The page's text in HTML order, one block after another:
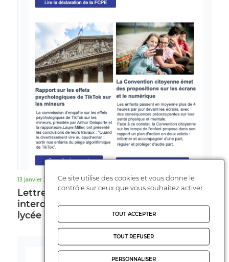
13 janvier 2026
Lettre d'information de la FCPE, spéciale
interdiction des téléphones portables au
lycée - 13 janvier 2026
Ce site utilise des cookies et vous donne le
contrôle sur ceux que vous souhaitez activer
TOUT ACCEPTER
TOUT REFUSER
PERSONNALISER